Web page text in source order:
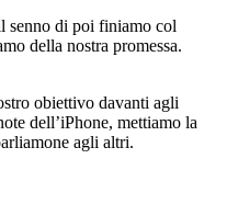
senno di poi finiamo col
della nostra promessa.
obiettivo davanti agli
dell’iPhone, mettiamo la
agli altri.